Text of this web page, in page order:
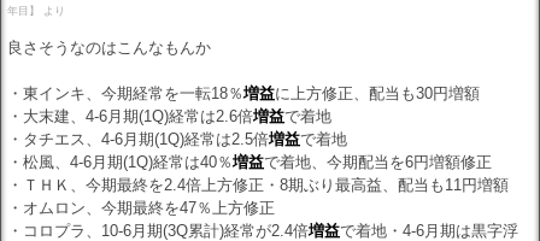
年目】 より
良さそうなのはこんなもんか
・東インキ、今期経常を一転18％増益に上方修正、配当も30円増額
・大末建、4-6月期(1Q)経常は2.6倍増益で着地
・タチエス、4-6月期(1Q)経常は2.5倍増益で着地
・松風、4-6月期(1Q)経常は40％増益で着地、今期配当を6円増額修正
・ＴＨＫ、今期最終を2.4倍上方修正・8期ぶり最高益、配当も11円増額
・オムロン、今期最終を47％上方修正
・コロプラ、10-6月期(3Q累計)経常が2.4倍増益で着地・4-6月期は黒字浮